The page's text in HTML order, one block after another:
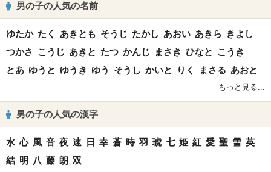
男の子の人気の名前
ゆたか たく あきとも そうじ たかし あおい あきら きよし
つかさ こうじ あきと たつ かんじ まさき ひなと こうき
とあ ゆうと ゆうき ゆう そうし かいと りく まさる あおと
もっと見る...
男の子の人気の漢字
水 心 風 音 夜 速 日 幸 蒼 時 羽 琥 七 姫 紅 愛 聖 雪 英
結 明 八 藤 朗 双